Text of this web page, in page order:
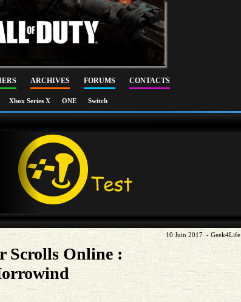
ARCHIVES FORUMS CONTACTS
Xbox Series X ONE Switch
10 Juin 2017 - Geek4Life
Scrolls Online :